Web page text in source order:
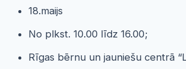
18.maijs
No plkst. 10.00 līdz 16.00;
Rīgas bērnu un jauniešu centrā